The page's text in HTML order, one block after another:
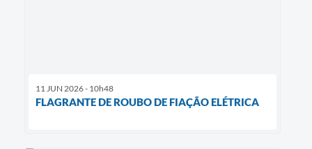
11 JUN 2026 - 10h48
FLAGRANTE DE ROUBO DE FIAÇÃO ELÉTRICA